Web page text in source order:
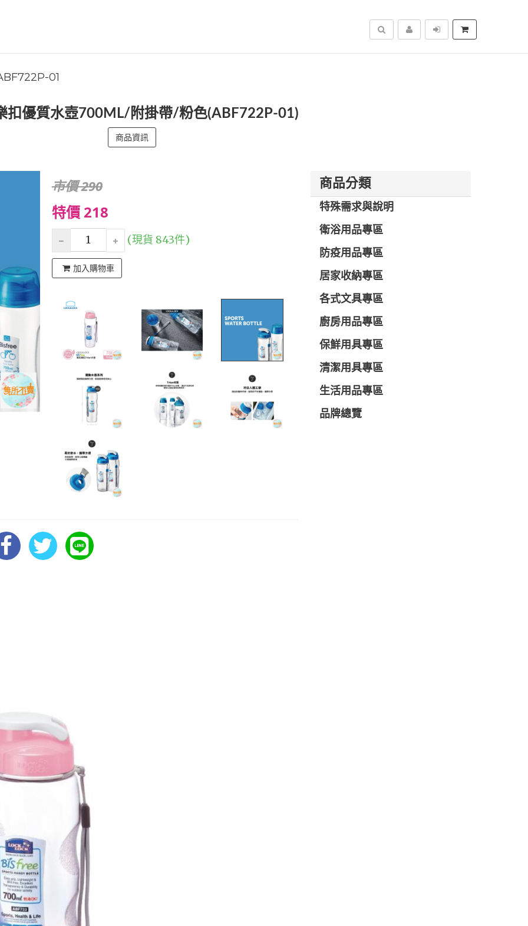
搜尋
01
扣優質水壺700ML/附掛帶/粉色(ABF722P-01)
商品資訊
市價 290
特價 218
(現貨 843件)
加入購物車
商品分類
特殊需求與說明
衛浴用品專區
防疫用品專區
居家收納專區
各式文具專區
廚房用品專區
保鮮用具專區
清潔用具專區
生活用品專區
品牌總覽